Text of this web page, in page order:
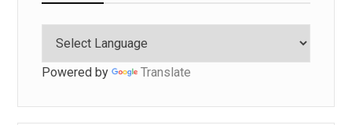
Powered by Translate